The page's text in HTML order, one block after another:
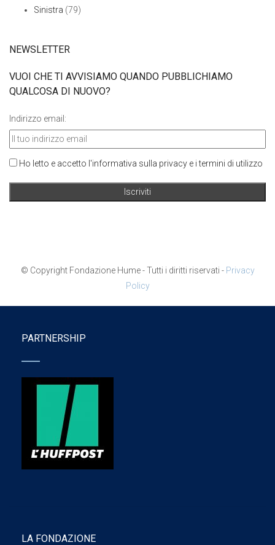
Sinistra (79)
NEWSLETTER
VUOI CHE TI AVVISIAMO QUANDO PUBBLICHIAMO
QUALCOSA DI NUOVO?
Indirizzo email:
Ho letto e accetto l'informativa sulla privacy e i termini di utilizzo
© Copyright Fondazione Hume - Tutti i diritti riservati - Privacy
Policy
PARTNERSHIP
LA FONDAZIONE